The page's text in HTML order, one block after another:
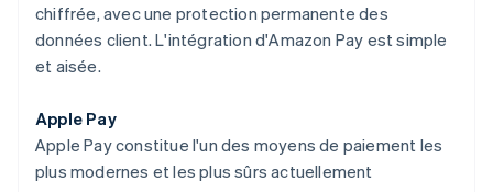
chiffrée, avec une protection permanente des
données client. L'intégration d'Amazon Pay est simple
et aisée.
Apple Pay
Apple Pay constitue l'un des moyens de paiement les
plus modernes et les plus sûrs actuellement